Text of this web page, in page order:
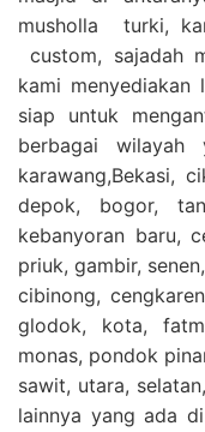
musholla turki,
custom, sajadah
kami menyediakan
siap untuk
berbagai
karawang,Bekasi,
depok, bogor,
kebanyoran baru,
priuk, gambir,
cibinong,
glodok, kota,
monas, pondok
sawit, utara,
lainnya yang ada